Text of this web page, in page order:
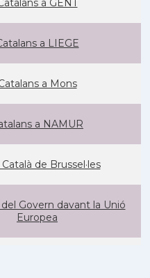
a GENT
a LIEGE
a Mons
a NAMUR
Català de Brussel·les
Govern davant la Unió
Europea